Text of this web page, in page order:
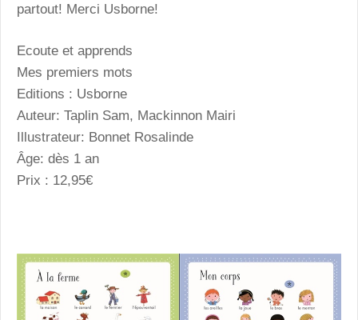
partout! Merci Usborne!
Ecoute et apprends
Mes premiers mots
Editions : Usborne
Auteur: Taplin Sam, Mackinnon Mairi
Illustrateur: Bonnet Rosalinde
Âge: dès 1 an
Prix : 12,95€